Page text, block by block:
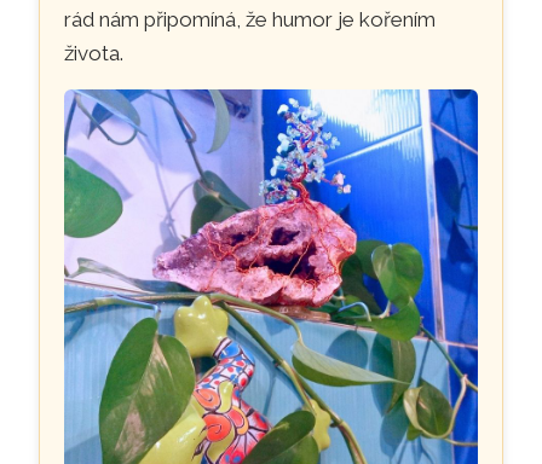
rád nám připomíná, že humor je kořením
života.